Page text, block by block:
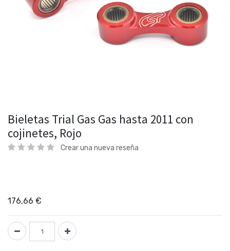
Bieletas Trial Gas Gas hasta 2011 con
cojinetes, Rojo
Crear una nueva reseña
176,66 €